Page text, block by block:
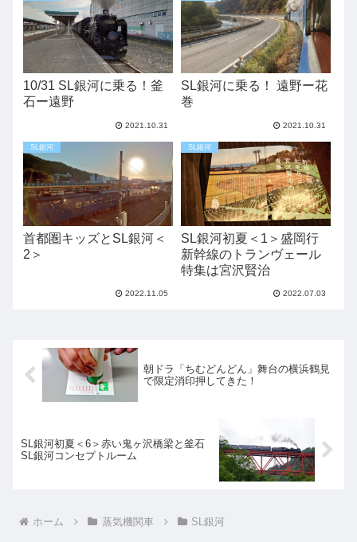
10/31 SL銀河に乗る！釜
石ー遠野
2021.10.31
SL銀河に乗る！ 遠野ー花
巻
2021.10.31
SL銀河
首都圏キッズとSL銀河＜
2＞
2022.11.05
SL銀河
SL銀河初夏＜1＞盛岡行
新幹線のトランヴェール
特集は宮沢賢治
2022.07.03
朝ドラ「ちむどんどん」舞台の横浜鶴見
で限定消印押してきた！
SL銀河初夏＜6＞赤い鬼ヶ沢橋梁と釜石
SL銀河コンセプトルーム
ホーム 蒸気機関車 SL銀河